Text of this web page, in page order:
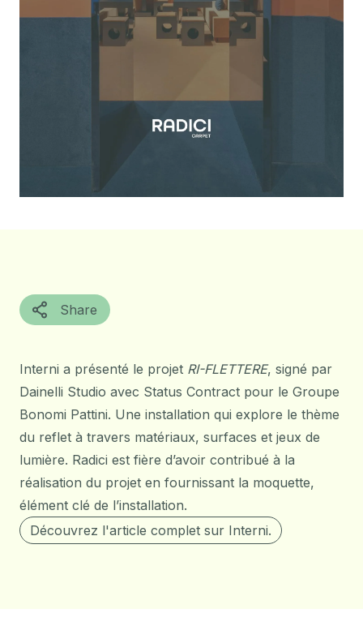
Share
Interni a présenté le projet RI-FLETTERE, signé par
Dainelli Studio avec Status Contract pour le Groupe
Bonomi Pattini. Une installation qui explore le thème
du reflet à travers matériaux, surfaces et jeux de
lumière. Radici est fière d’avoir contribué à la
réalisation du projet en fournissant la moquette,
élément clé de l’installation.
Découvrez l'article complet sur Interni.